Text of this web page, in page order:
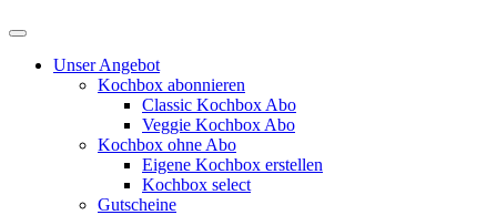
Unser Angebot
Kochbox abonnieren
Classic Kochbox Abo
Veggie Kochbox Abo
Kochbox ohne Abo
Eigene Kochbox erstellen
Kochbox select
Gutscheine